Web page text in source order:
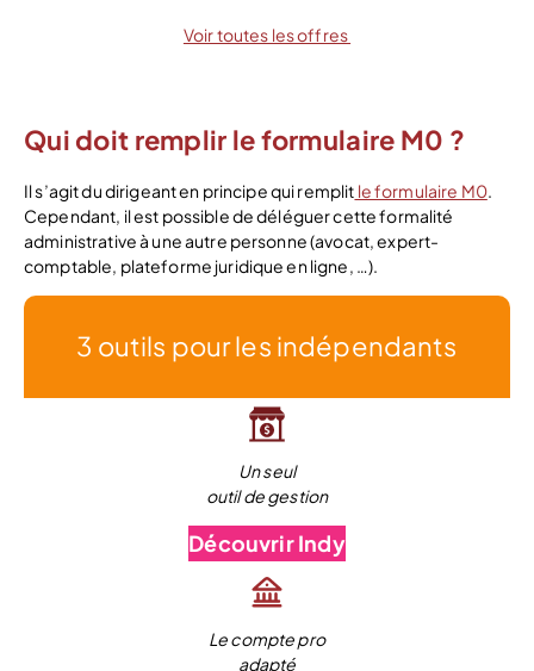
Voir toutes les offres
Qui doit remplir le formulaire M0 ?
Il s’agit du dirigeant en principe qui remplit le formulaire M0.
Cependant, il est possible de déléguer cette formalité
administrative à une autre personne (avocat, expert-
comptable, plateforme juridique en ligne, …).
3 outils pour les indépendants
Un seul
outil de gestion
Découvrir Indy
Le compte pro
adapté